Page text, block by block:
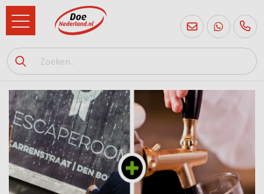
085
760